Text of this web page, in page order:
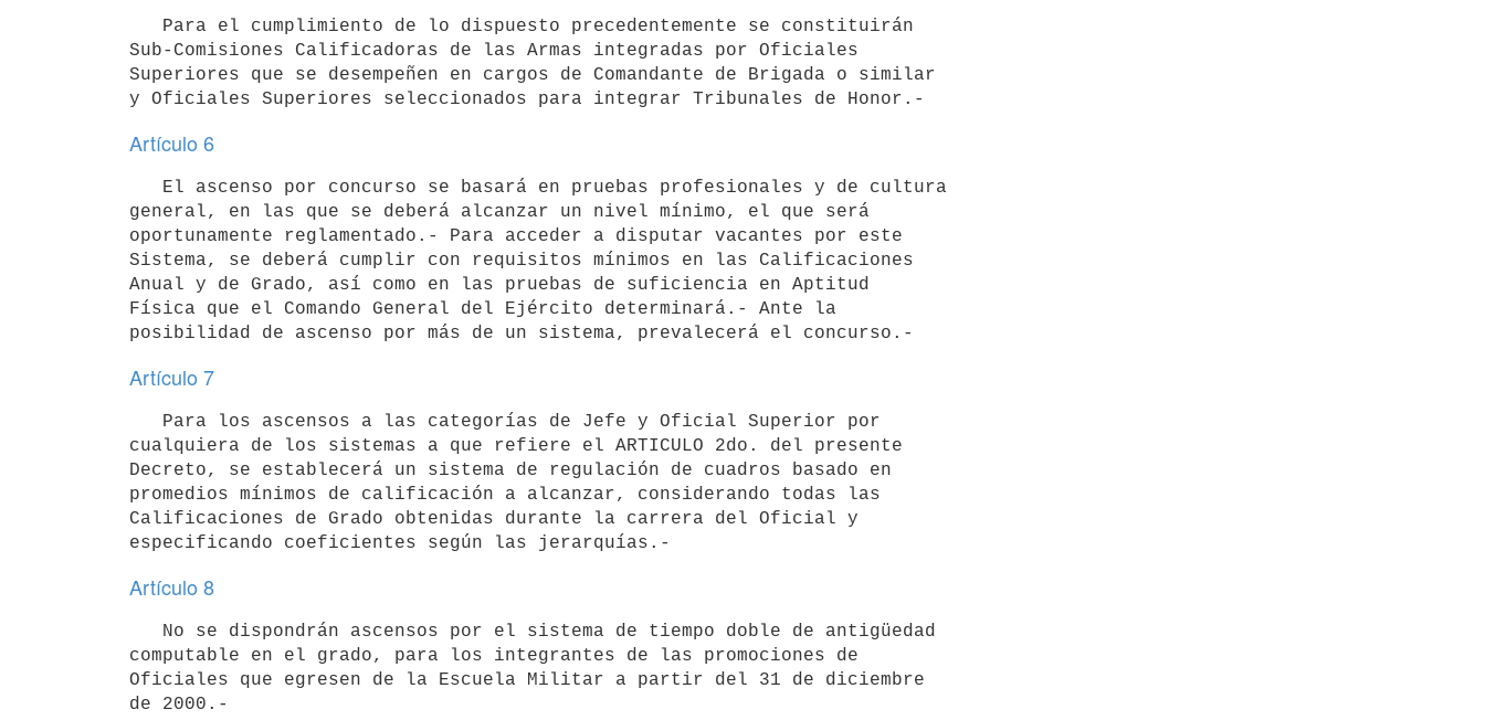
Sub-Comisiones Calificadoras de las Armas integradas por Oficiales
Superiores que se desempeñen en cargos de Comandante de Brigada o similar
Artículo 6
general, en las que se deberá alcanzar un nivel mínimo, el que será
oportunamente reglamentado.- Para acceder a disputar vacantes por este
Sistema, se deberá cumplir con requisitos mínimos en las Calificaciones
Anual y de Grado, así como en las pruebas de suficiencia en Aptitud
Física que el Comando General del Ejército determinará.- Ante la
Artículo 7
cualquiera de los sistemas a que refiere el ARTICULO 2do. del presente
Decreto, se establecerá un sistema de regulación de cuadros basado en
promedios mínimos de calificación a alcanzar, considerando todas las
Calificaciones de Grado obtenidas durante la carrera del Oficial y
Artículo 8
computable en el grado, para los integrantes de las promociones de
Oficiales que egresen de la Escuela Militar a partir del 31 de diciembre